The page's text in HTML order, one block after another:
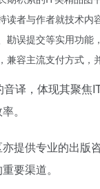
读者与作者就技术内
勘误提交等实用功能
兼容主流支付方式，
音译，体现其聚
。
提供专业的出版
要渠道。